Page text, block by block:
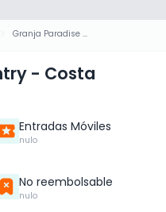
Granja Paradise Country - Costa Dorada
- Costa
Entradas Móviles
nulo
No reembolsable
nulo